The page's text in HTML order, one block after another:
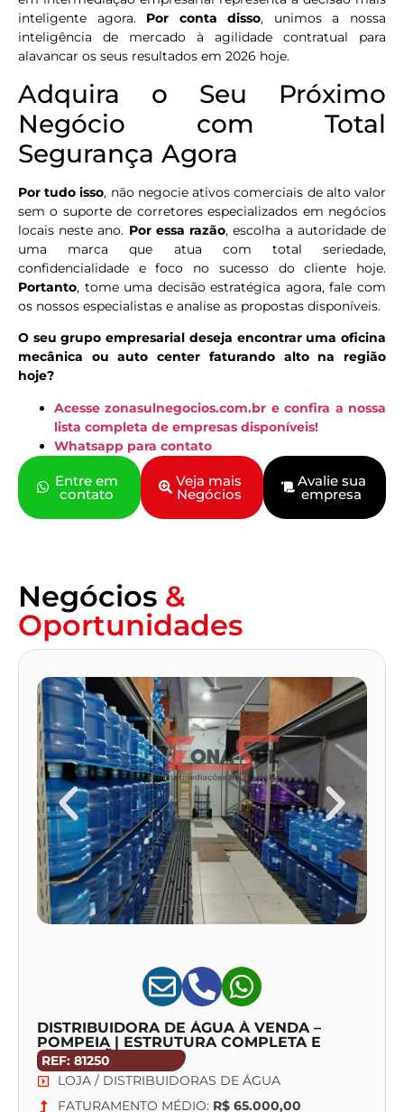
inteligente agora. Por conta disso, unimos a nossa
inteligência de mercado à agilidade contratual para
alavancar os seus resultados em 2026 hoje.
Adquira o Seu Próximo
Negócio com Total
Segurança Agora
Por tudo isso, não negocie ativos comerciais de alto valor
sem o suporte de corretores especializados em negócios
locais neste ano. Por essa razão, escolha a autoridade de
uma marca que atua com total seriedade,
confidencialidade e foco no sucesso do cliente hoje.
Portanto, tome uma decisão estratégica agora, fale com
os nossos especialistas e analise as propostas disponíveis.
O seu grupo empresarial deseja encontrar uma oficina
mecânica ou auto center faturando alto na região
hoje?
Acesse zonasulnegocios.com.br e confira a nossa
lista completa de empresas disponíveis!
Whatsapp para contato
Entre em
contato
Veja mais
Negócios
Avalie sua
empresa
Negócios &
Oportunidades
DISTRIBUIDORA DE ÁGUA À VENDA –
POMPEIA | ESTRUTURA COMPLETA E
OPERAÇÃO CONSOLIDADA ACEITA SOCIO
COM 50%
REF: 81250
LOJA / DISTRIBUIDORAS DE ÁGUA
FATURAMENTO MÉDIO: R$ 65.000,00